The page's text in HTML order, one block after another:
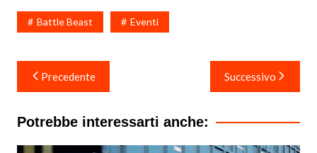
Battle Beast Eventi
Navigazione
articoli
Precedente Successivo
Potrebbe interessarti anche: